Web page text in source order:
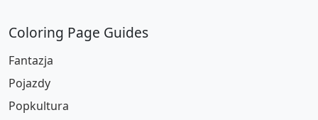
Coloring Page Guides
Fantazja
Pojazdy
Popkultura